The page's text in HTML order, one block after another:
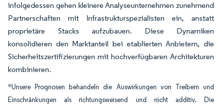
infolgedessen gehen kleinere Analyseunternehmen zunehmend
Partnerschaften mit Infrastrukturspezialisten ein, anstatt
proprietäre Stacks aufzubauen. Diese Dynamiken
konsolidieren den Marktanteil bei etablierten Anbietern, die
Sicherheitszertifizierungen mit hochverfügbaren Architekturen
kombinieren.
*Unsere Prognosen behandeln die Auswirkungen von Treibern und
Einschränkungen als richtungsweisend und nicht additiv. Die